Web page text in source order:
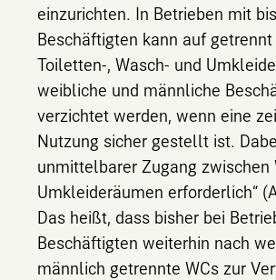
einzurichten. In Betrieben mit
Beschäftigten kann auf
Toiletten-, Wasch- und
weibliche und männliche
verzichtet werden, wenn eine
Nutzung sicher gestellt ist.
unmittelbarer Zugang zwischen
Umkleideräumen erforderlich“
Das heißt, dass bisher bei
Beschäftigten weiterhin nach
männlich getrennte WCs zur